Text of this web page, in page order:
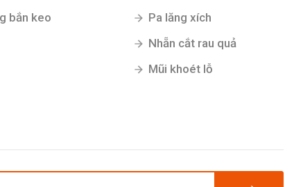
bắn keo
Pa lăng xích
Nhẵn cắt rau quả
Mũi khoét lỗ